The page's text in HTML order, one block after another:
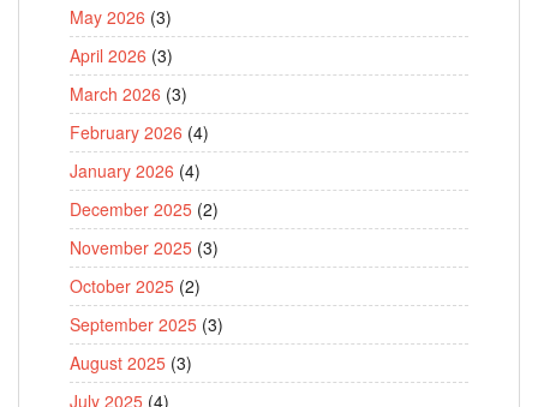
May 2026 (3)
April 2026 (3)
March 2026 (3)
February 2026 (4)
January 2026 (4)
December 2025 (2)
November 2025 (3)
October 2025 (2)
September 2025 (3)
August 2025 (3)
July 2025 (4)